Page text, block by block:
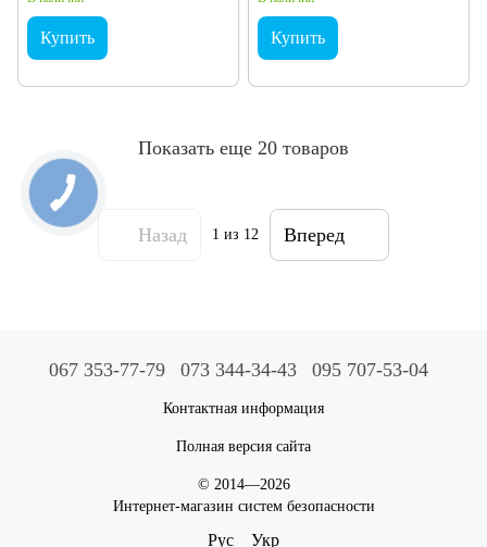
Купить Купить
Показать еще 20 товаров
Назад 1 из 12 Вперед
067 353-77-79 073 344-34-43 095 707-53-04
Контактная информация
Полная версия сайта
© 2014—2026
Интернет-магазин систем безопасности
Рус Укр